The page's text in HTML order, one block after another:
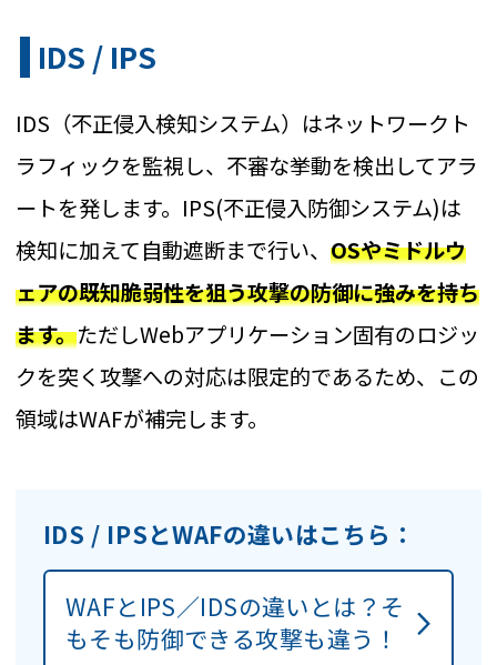
IDS / IPS
IDS（不正侵入検知システム）はネットワークト
ラフィックを監視し、不審な挙動を検出してアラ
ートを発します。IPS(不正侵入防御システム)は
検知に加えて自動遮断まで行い、OSやミドルウ
ェアの既知脆弱性を狙う攻撃の防御に強みを持ち
ます。ただしWebアプリケーション固有のロジッ
クを突く攻撃への対応は限定的であるため、この
領域はWAFが補完します。
IDS / IPSとWAFの違いはこちら：
WAFとIPS／IDSの違いとは？そ
もそも防御できる攻撃も違う！